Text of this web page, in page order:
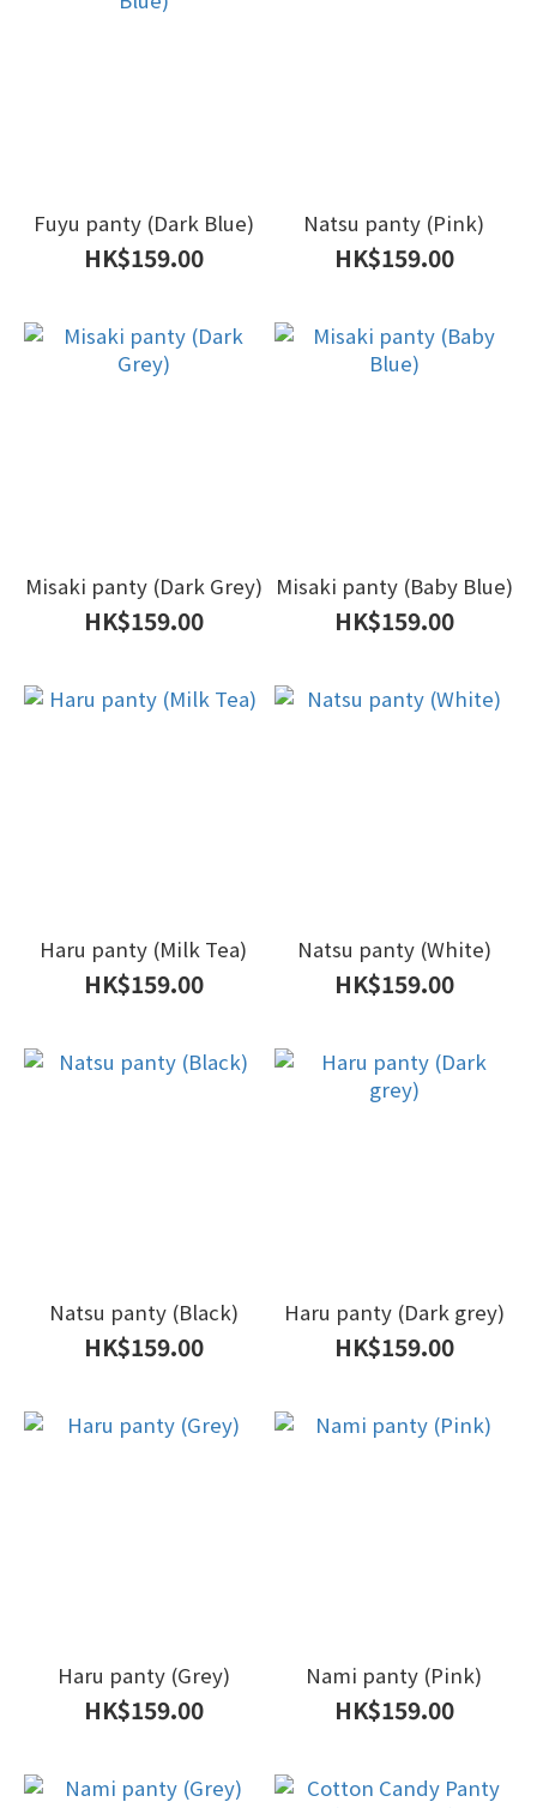
Fuyu panty (Dark Blue)
HK$159.00
Natsu panty (Pink)
HK$159.00
Misaki panty (Dark Grey)
HK$159.00
Misaki panty (Baby Blue)
HK$159.00
Haru panty (Milk Tea)
HK$159.00
Natsu panty (White)
HK$159.00
Natsu panty (Black)
HK$159.00
Haru panty (Dark grey)
HK$159.00
Haru panty (Grey)
HK$159.00
Nami panty (Pink)
HK$159.00